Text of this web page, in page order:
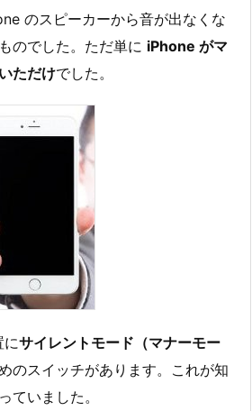
のスピーカーから音が出なくな
のでした。ただ単に iPhone がマ
ただけでした。
にサイレントモード（マナーモー
のスイッチがあります。これが知
ていました。